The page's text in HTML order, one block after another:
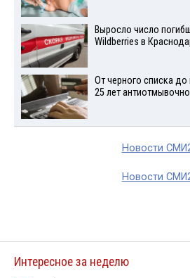
Выросло число
Wildberries в
От черного списка
25 лет
Новости
Новости
Интересное за неделю